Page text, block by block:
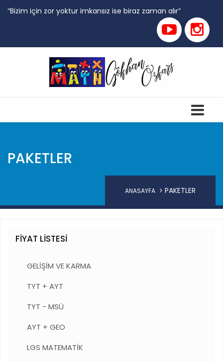
“Bizim için zor yoktur imkansız ise biraz zaman alır”
PAKETLER
ANASAYFA PAKETLER
FİYAT LİSTESİ
GELİŞİM VE KARMA
TYT + AYT
TYT - MSÜ
AYT + GEO
LGS MATEMATİK